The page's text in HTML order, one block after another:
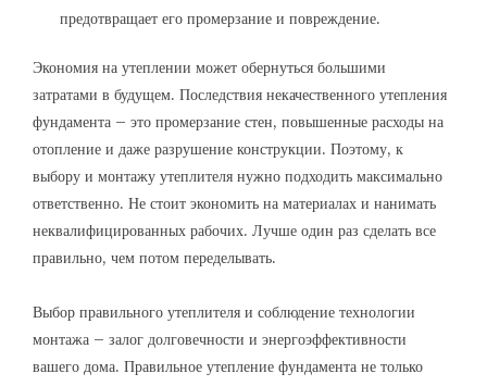
предотвращает его промерзание и повреждение.
Экономия на утеплении может обернуться большими
затратами в будущем. Последствия некачественного утепления
фундамента – это промерзание стен, повышенные расходы на
отопление и даже разрушение конструкции. Поэтому, к
выбору и монтажу утеплителя нужно подходить максимально
ответственно. Не стоит экономить на материалах и нанимать
неквалифицированных рабочих. Лучше один раз сделать все
правильно, чем потом переделывать.
Выбор правильного утеплителя и соблюдение технологии
монтажа – залог долговечности и энергоэффективности
вашего дома. Правильное утепление фундамента не только